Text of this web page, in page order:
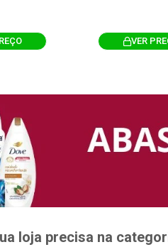
VER
loja precisa na